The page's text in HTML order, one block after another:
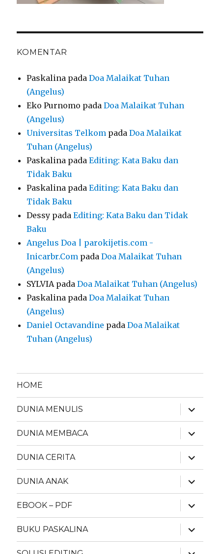
KOMENTAR
Paskalina padaDoa Malaikat Tuhan
(Angelus)
Eko Purnomo padaDoa Malaikat Tuhan
(Angelus)
Universitas Telkom padaDoa Malaikat
Tuhan (Angelus)
Paskalina padaEditing: Kata Baku dan
Tidak Baku
Paskalina padaEditing: Kata Baku dan
Tidak Baku
Dessy padaEditing: Kata Baku dan Tidak
Baku
Angelus Doa | parokijetis.com -
Inicarbr.Com padaDoa Malaikat Tuhan
(Angelus)
SYLVIA padaDoa Malaikat Tuhan (Angelus)
Paskalina padaDoa Malaikat Tuhan
(Angelus)
Daniel Octavandine padaDoa Malaikat
Tuhan (Angelus)
HOME
DUNIA MENULIS
expand
child
menu
DUNIA MEMBACA
expand
child
menu
DUNIA CERITA
expand
child
menu
DUNIA ANAK
expand
child
menu
EBOOK – PDF
expand
child
menu
BUKU PASKALINA
expand
child
menu
expand